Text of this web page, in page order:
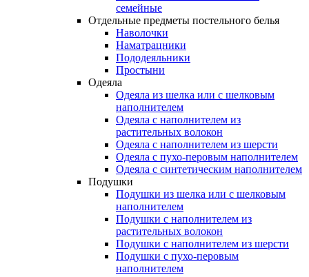
семейные
Отдельные предметы постельного белья
Наволочки
Наматрацники
Пододеяльники
Простыни
Одеяла
Одеяла из шелка или с шелковым
наполнителем
Одеяла с наполнителем из
растительных волокон
Одеяла с наполнителем из шерсти
Одеяла с пухо-перовым наполнителем
Одеяла с синтетическим наполнителем
Подушки
Подушки из шелка или с шелковым
наполнителем
Подушки с наполнителем из
растительных волокон
Подушки с наполнителем из шерсти
Подушки с пухо-перовым
наполнителем